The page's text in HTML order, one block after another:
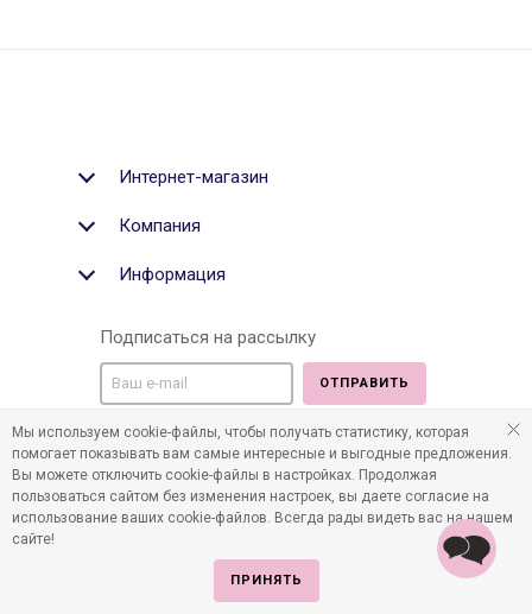
Интернет-магазин
Компания
Информация
Подписаться на рассылку
ОТПРАВИТЬ
Мы в социальных медиа:
©2011-2026 Все права защищены. Интернет-магазин
детских товаров www.infania.ru.
Мы используем cookie-файлы, чтобы получать статистику, которая
помогает показывать вам самые интересные и выгодные предложения.
Вы можете отключить cookie-файлы в настройках. Продолжая
пользоваться сайтом без изменения настроек, вы даете согласие на
использование ваших cookie-файлов. Всегда рады видеть вас на нашем
сайте!
ПРИНЯТЬ